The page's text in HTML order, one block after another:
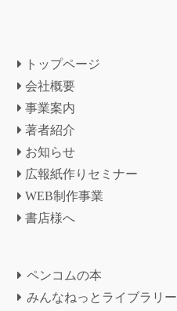
トップページ
会社概要
事業案内
著者紹介
お知らせ
広報紙作りセミナー
WEB制作事業
書店様へ
ペンコムの本
みんなねっとライブラリー